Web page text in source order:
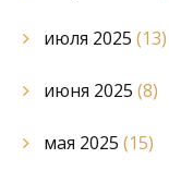
июля 2025 (13)
июня 2025 (8)
мая 2025 (15)